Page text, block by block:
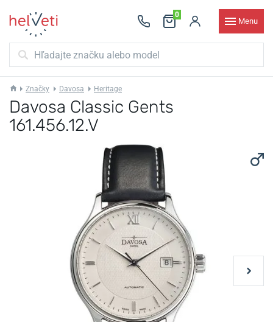
0
Menu
Značky Davosa Heritage
Davosa Classic Gents
161.456.12.V